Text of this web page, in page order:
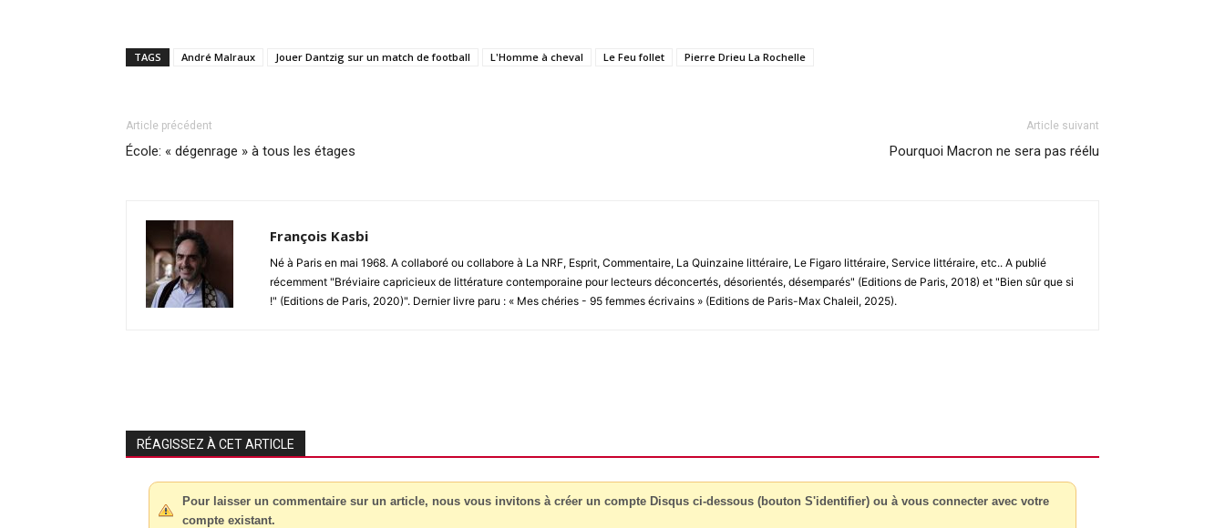
TAGS André Malraux Jouer Dantzig sur un match de football L'Homme à cheval Le Feu follet Pierre Drieu La Rochelle
Article précédent
École: « dégenrage » à tous les étages
Article suivant
Pourquoi Macron ne sera pas réélu
François Kasbi
Né à Paris en mai 1968. A collaboré ou collabore à La NRF, Esprit, Commentaire, La Quinzaine littéraire, Le Figaro littéraire, Service littéraire, etc.. A publié
récemment "Bréviaire capricieux de littérature contemporaine pour lecteurs déconcertés, désorientés, désemparés" (Editions de Paris, 2018) et "Bien sûr que si
!" (Editions de Paris, 2020)". Dernier livre paru : « Mes chéries - 95 femmes écrivains » (Editions de Paris-Max Chaleil, 2025).
RÉAGISSEZ À CET ARTICLE
Pour laisser un commentaire sur un article, nous vous invitons à créer un compte Disqus ci-dessous (bouton S'identifier) ou à vous connecter avec votre
compte existant.